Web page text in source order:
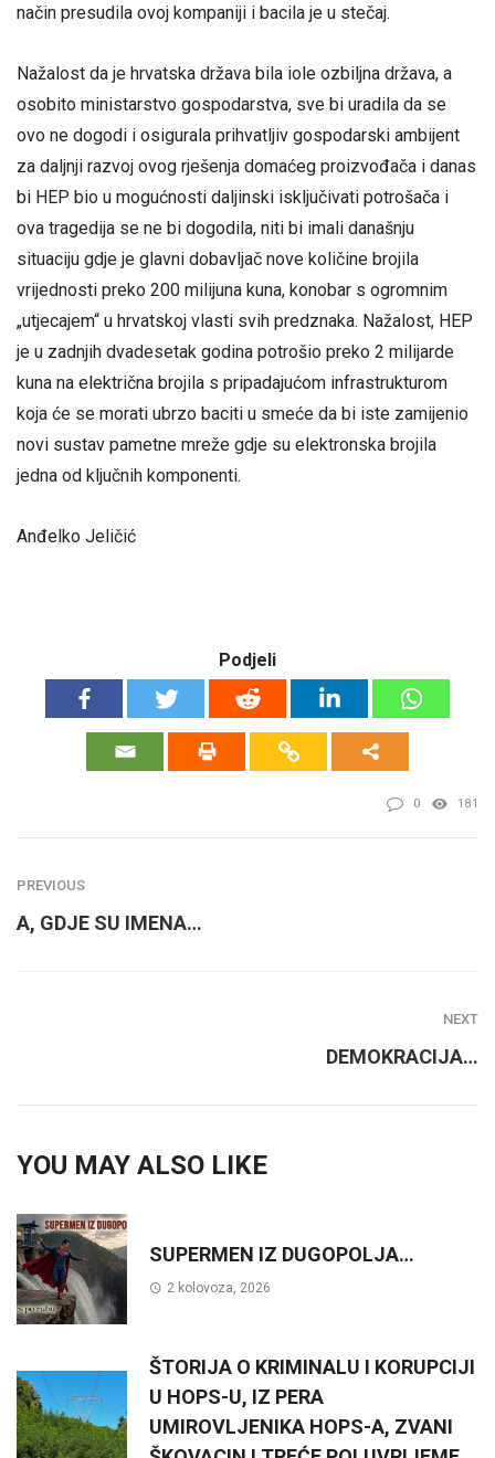
način presudila ovoj kompaniji i bacila je u stečaj.
Nažalost da je hrvatska država bila iole ozbiljna država, a
osobito ministarstvo gospodarstva, sve bi uradila da se
ovo ne dogodi i osigurala prihvatljiv gospodarski ambijent
za daljnji razvoj ovog rješenja domaćeg proizvođača i danas
bi HEP bio u mogućnosti daljinski isključivati potrošača i
ova tragedija se ne bi dogodila, niti bi imali današnju
situaciju gdje je glavni dobavljač nove količine brojila
vrijednosti preko 200 milijuna kuna, konobar s ogromnim
„utjecajem“ u hrvatskoj vlasti svih predznaka. Nažalost, HEP
je u zadnjih dvadesetak godina potrošio preko 2 milijarde
kuna na električna brojila s pripadajućom infrastrukturom
koja će se morati ubrzo baciti u smeće da bi iste zamijenio
novi sustav pametne mreže gdje su elektronska brojila
jedna od ključnih komponenti.
Anđelko Jeličić
Podjeli
0 181
PREVIOUS
A, GDJE SU IMENA…
NEXT
DEMOKRACIJA…
YOU MAY ALSO LIKE
SUPERMEN IZ DUGOPOLJA…
2 kolovoza, 2026
ŠTORIJA O KRIMINALU I KORUPCIJI
U HOPS-U, IZ PERA
UMIROVLJENIKA HOPS-A, ZVANI